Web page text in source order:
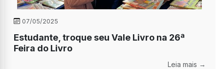
07/05/2025
Estudante, troque seu Vale Livro na 26ª
Feira do Livro
Leia mais →